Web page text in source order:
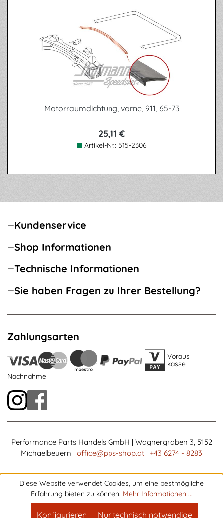
Motorraumdichtung, vorne, 911, 65-73
25,11 €
Artikel-Nr.: 515-2306
Kundenservice
Shop Informationen
Technische Informationen
Sie haben Fragen zu Ihrer Bestellung?
Zahlungsarten
Voraus
kasse
Nachnahme
Performance Parts Handels GmbH | Wagnergraben 3, 5152
Michaelbeuern | office@pps-shop.at | +43 6274 - 8283
Diese Website verwendet Cookies, um eine bestmögliche
Erfahrung bieten zu können. Mehr Informationen ...
Nur technisch notwendige
Konfigurieren